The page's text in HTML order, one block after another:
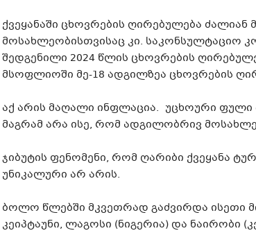
ქვეყანაში ცხოვრების ღირებულება
მოსახლეობისთვისაც კი. საკონსულტაციო
შედგენილი 2024 წლის ცხოვრების
მსოფლიოში მე-18 ადგილზეა ცხოვრების
აქ არის მაღალი ინფლაცია. უცხოური ფული
მაგრამ არა ისე, რომ ადგილობრივ
ჯიბუტის ფენომენი, რომ ღარიბი ქვეყანა
უნიკალური არ არის.
ბოლო წლებში მკვეთრად გაძვირდა ისეთი
კეიპტაუნი, ლაგოსი (ნიგერია) და ნაირობი